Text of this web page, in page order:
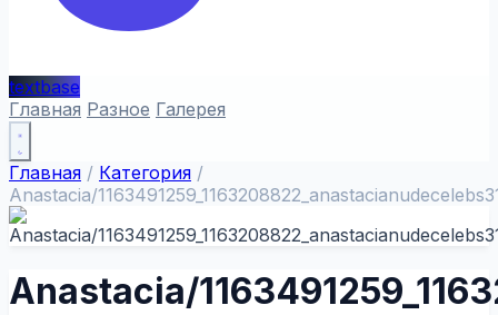
textbase
Главная Разное Галерея
Главная / Категория /
Anastacia/
Anastacia/